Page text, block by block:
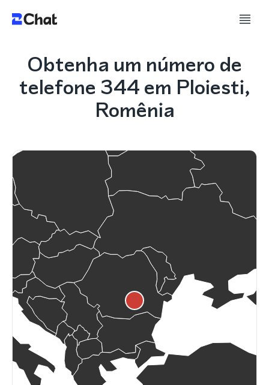
Obtenha um número de
telefone 344 em Ploiesti,
Romênia